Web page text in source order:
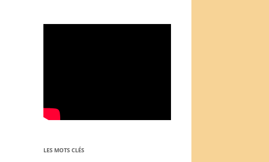
LES MOTS CLÉS